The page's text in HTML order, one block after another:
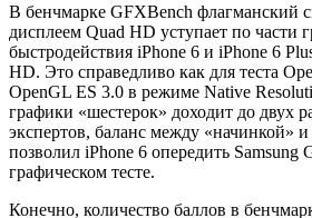
В бенчмарке GFXBench флагманский
дисплеем Quad HD уступает по части
быстродействия iPhone 6 и iPhone 6
HD. Это справедливо как для теста
OpenGL ES 3.0 в режиме Native
графики «шестерок» доходит до двух
экспертов, баланс между «начинкой»
позволил iPhone 6 опередить Samsung
графическом тесте.
Конечно, количество баллов в